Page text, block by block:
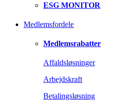
ESG MONITOR
Medlemsfordele
Medlemsrabatter
Affaldsløsninger
Arbejdskraft
Betalingsløsning